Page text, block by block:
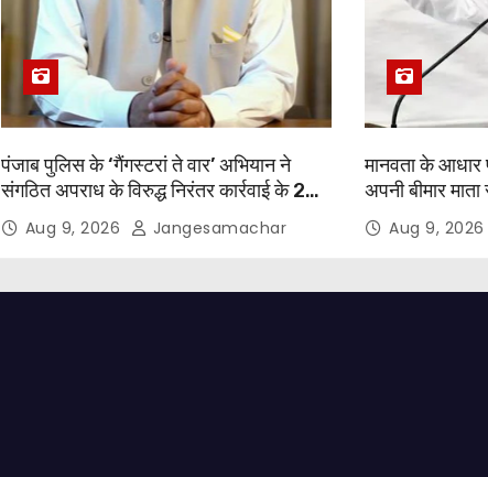
पंजाब पुलिस के ‘गैंगस्टरां ते वार’ अभियान ने
संगठित अपराध के विरुद्ध निरंतर कार्रवाई के 200
दिन पूरे किए ; 1.09 लाख से अधिक छापेमारियाँ
कीं, 1,532 घोषित अपराधी गिरफ़्तार किए
Aug 9, 2026 Jangesamachar
मानवता के आधार
अपनी बीमार
पैरोल दी जानी
Aug 9, 2026